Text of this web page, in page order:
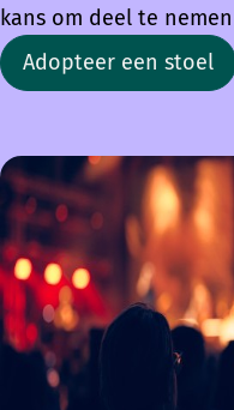
kans om deel te
Adopteer een stoel